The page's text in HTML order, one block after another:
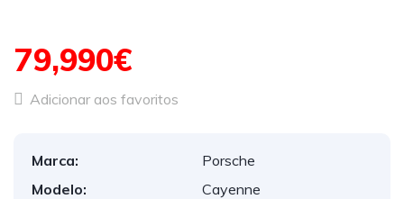
79,990€
Adicionar aos favoritos
Marca:
Porsche
Modelo:
Cayenne